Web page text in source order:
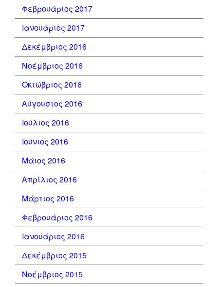
Φεβρουάριος 2017
Ιανουάριος 2017
Δεκέμβριος 2016
Νοέμβριος 2016
Οκτώβριος 2016
Αύγουστος 2016
Ιούλιος 2016
Ιούνιος 2016
Μάιος 2016
Απρίλιος 2016
Μάρτιος 2016
Φεβρουάριος 2016
Ιανουάριος 2016
Δεκέμβριος 2015
Νοέμβριος 2015